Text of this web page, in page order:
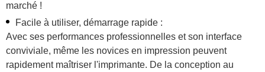
marché !
Facile à utiliser, démarrage rapide :
Avec ses performances professionnelles et son interface
conviviale, même les novices en impression peuvent
rapidement maîtriser l'imprimante. De la conception au